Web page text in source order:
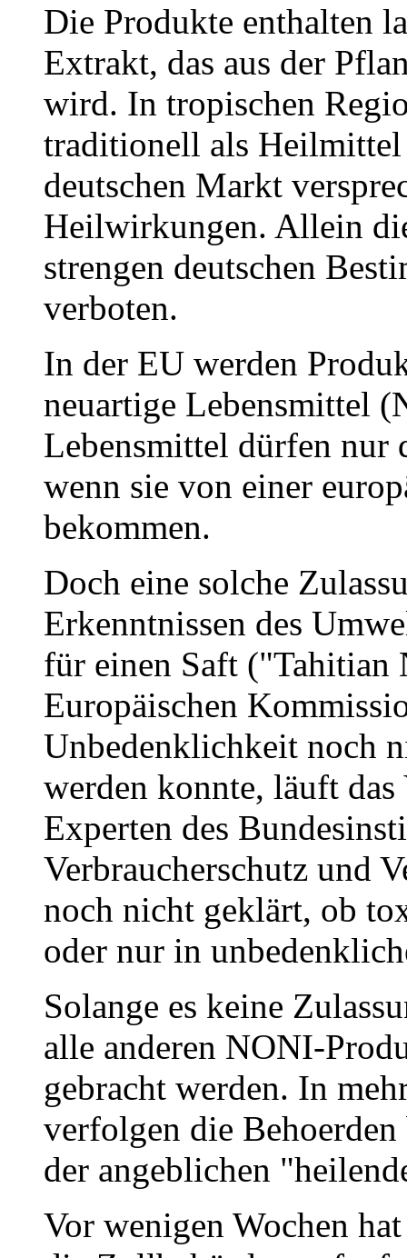
Die Produkte enthalten
Extrakt, das aus der
wird. In tropischen
traditionell als
deutschen Markt
Heilwirkungen. Allein
strengen deutschen
verboten.
In der EU werden
neuartige Lebensmittel
Lebensmittel dürfen nur
wenn sie von einer
bekommen.
Doch eine solche
Erkenntnissen des
für einen Saft ("Tahitian
Europäischen
Unbedenklichkeit noch
werden konnte, läuft
Experten des
Verbraucherschutz und
noch nicht geklärt, ob
oder nur in
Solange es keine
alle anderen NONI-
gebracht werden. In
verfolgen die
der angeblichen
Vor wenigen Wochen